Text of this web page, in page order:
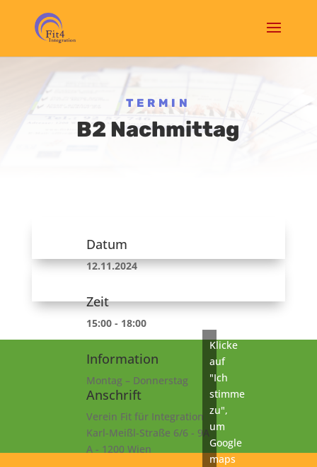
TERMIN
B2 Nachmittag
Datum
12.11.2024
Zeit
15:00 - 18:00
Information
Montag – Donnerstag
Anschrift
Verein Fit für Integration
Karl-Meißl-Straße 6/6 - 9A
A - 1200 Wien
Klicke
auf
"Ich
stimme
zu",
um
Google
maps